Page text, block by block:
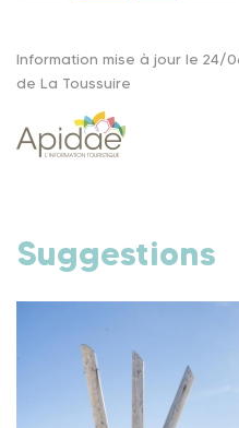
Information mise à jour le 24/
de La Toussuire
Suggestions